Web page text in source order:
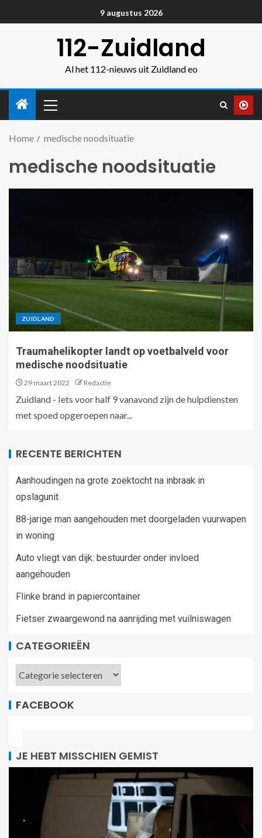
9 augustus 2026
112-Zuidland
Al het 112-nieuws uit Zuidland eo
Home medische noodsituatie
medische noodsituatie
ZUIDLAND
Traumahelikopter landt op voetbalveld voor
medische noodsituatie
29 maart 2022 Redactie
Zuidland - Iets voor half 9 vanavond zijn de hulpdiensten
met spoed opgeroepen naar...
RECENTE BERICHTEN
Aanhoudingen na grote zoektocht na inbraak in
opslagunit
88-jarige man aangehouden met doorgeladen vuurwapen
in woning
Auto vliegt van dijk: bestuurder onder invloed
aangehouden
Flinke brand in papiercontainer
Fietser zwaargewond na aanrijding met vuilniswagen
CATEGORIEËN
FACEBOOK
JE HEBT MISSCHIEN GEMIST